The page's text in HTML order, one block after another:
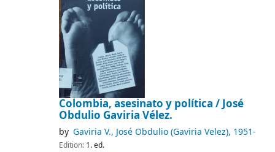
Colombia, asesinato y política /José
Obdulio Gaviria Vélez.
by Gaviria V., José Obdulio (Gaviria Velez), 1951-
Edition: 1. ed.